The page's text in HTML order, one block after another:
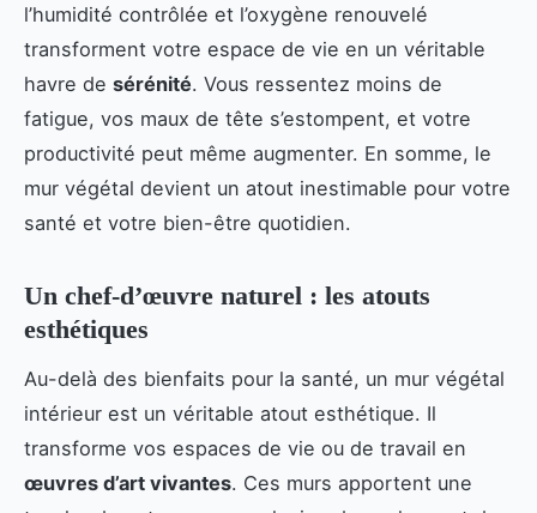
l’humidité contrôlée et l’oxygène renouvelé
transforment votre espace de vie en un véritable
havre de sérénité. Vous ressentez moins de
fatigue, vos maux de tête s’estompent, et votre
productivité peut même augmenter. En somme, le
mur végétal devient un atout inestimable pour votre
santé et votre bien-être quotidien.
Un chef-d’œuvre naturel : les atouts
esthétiques
Au-delà des bienfaits pour la santé, un mur végétal
intérieur est un véritable atout esthétique. Il
transforme vos espaces de vie ou de travail en
œuvres d’art vivantes. Ces murs apportent une